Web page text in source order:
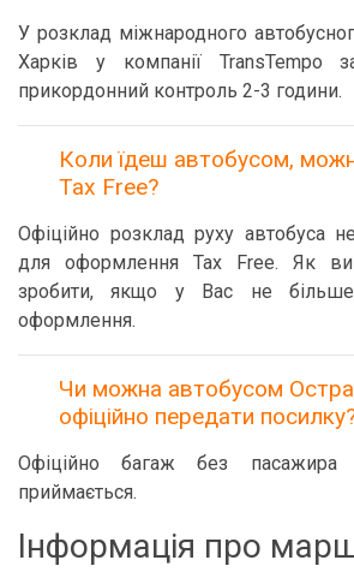
У розклад міжнародного
Харків у компанії TransTempo
прикордонний контроль 2-3 години.
Коли їдеш автобусом,
Tax Free?
Офіційно розклад руху автобуса
для оформлення Tax Free. Як
зробити, якщо у Вас не
оформлення.
Чи можна автобусом
офіційно передати
Офіційно багаж без пасажира
приймається.
Інформація про